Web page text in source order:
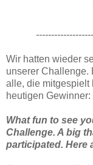
Wir hatten wieder
unserer Challenge.
alle, die mitgespielt
heutigen Gewinner:
What fun to see
Challenge. A big
participated. Here